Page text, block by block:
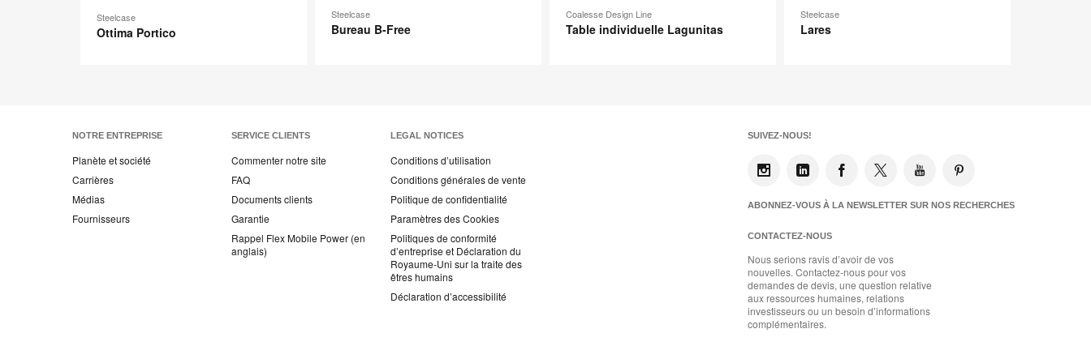
Steelcase
Ottima Portico
Steelcase
Bureau B-Free
Coalesse Design Line
Table individuelle Lagunitas
Steelcase
Lares
NOTRE ENTREPRISE
Planète et société
Carrières
Médias
Fournisseurs
SERVICE CLIENTS
Commenter notre site
FAQ
Documents clients
Garantie
Rappel Flex Mobile Power (en
anglais)
LEGAL NOTICES
Conditions d’utilisation
Conditions générales de vente
Politique de confidentialité
Paramètres des Cookies
Politiques de conformité
d’entreprise et Déclaration du
Royaume-Uni sur la traite des
êtres humains
Déclaration d’accessibilité
SUIVEZ-NOUS!
ABONNEZ-VOUS À LA NEWSLETTER SUR NOS RECHERCHES
CONTACTEZ-NOUS
Nous serions ravis d’avoir de vos
nouvelles. Contactez-nous pour vos
demandes de devis, une question relative
aux ressources humaines, relations
investisseurs ou un besoin d’informations
complémentaires.